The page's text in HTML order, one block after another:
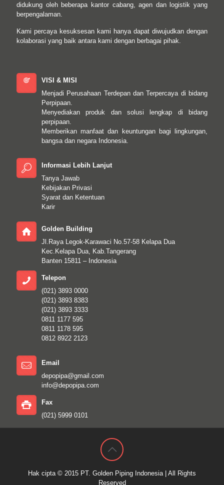
didukung oleh beberapa kantor cabang, agen dan logistik yang
berpengalaman.
Kami percaya kesuksesan kami hanya dapat diwujudkan dengan
kolaborasi yang baik antara kami dengan berbagai pihak.
VISI & MISI
Menjadi Perusahaan Terdepan dan Terpercaya di bidang
Perpipaan.
Menyediakan produk dan solusi lengkap di bidang
perpipaan.
Memberikan manfaat dan keuntungan bagi lingkungan,
bangsa dan negara Indonesia.
Informasi Lebih Lanjut
Tanya Jawab
Kebijakan Privasi
Syarat dan Ketentuan
Karir
Golden Building
Jl.Raya Legok-Karawaci No.57-58 Kelapa Dua
Kec.Kelapa Dua, Kab.Tangerang
Banten 15811 – Indonesia
Telepon
(021) 3893 0000
(021) 3893 8383
(021) 3893 3333
0811 1177 595
0811 1178 595
0812 8922 2123
Email
depopipa@gmail.com
info@depopipa.com
Fax
(021) 5999 0101
Hak cipta © 2015 PT. Golden Piping Indonesia| All Rights
Reserved